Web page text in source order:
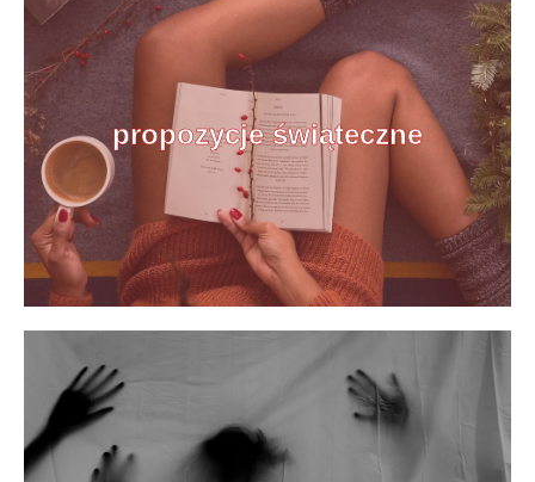
propozycje świąteczne
propozycje świąteczne
Gatunek literatury, który celebruje magię i ducha
świąt, często opowiadając o miłości, nadziejach